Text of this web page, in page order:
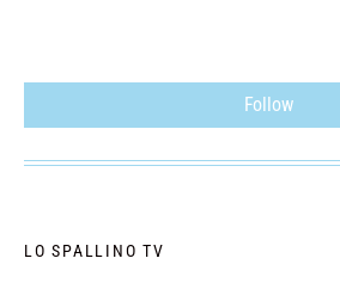
Follow
LO SPALLINO TV